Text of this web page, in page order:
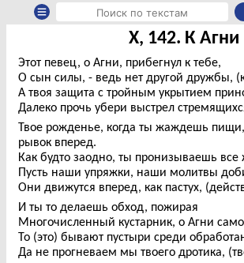
X, 142. К Агни
Этот певец, о Агни, прибегнул к тебе,
О сын силы, - ведь нет другой дружбы,
А твоя защита с тройным укрытием
Далеко прочь убери выстрел
Твое рожденье, когда ты жаждешь пищи,
рывок вперед.
Как будто заодно, ты пронизываешь
Пусть наши упряжки, наши молитвы
Они движутся вперед, как пастух,
И ты то делаешь обход, пожирая
Многочисленный кустарник, о Агни
То (это) бывают пустыри среди
Да не прогневаем мы твоего дротика,